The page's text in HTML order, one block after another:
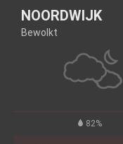
NOORDWIJK
Bewolkt
82%